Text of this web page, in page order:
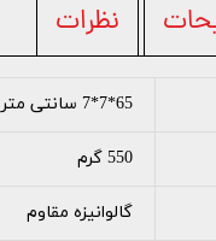
نظرات
65*7*7 سانتی متر
550 گرم
گالوانیزه مقاوم